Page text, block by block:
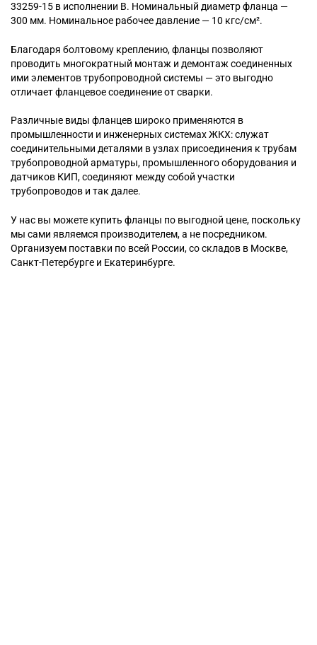
33259-15 в исполнении B. Номинальный диаметр фланца —
300 мм. Номинальное рабочее давление — 10 кгс/см².
Благодаря болтовому креплению, фланцы позволяют
проводить многократный монтаж и демонтаж соединенных
ими элементов трубопроводной системы — это выгодно
отличает фланцевое соединение от сварки.
Различные виды фланцев широко применяются в
промышленности и инженерных системах ЖКХ: служат
соединительными деталями в узлах присоединения к трубам
трубопроводной арматуры, промышленного оборудования и
датчиков КИП, соединяют между собой участки
трубопроводов и так далее.
У нас вы можете купить фланцы по выгодной цене, поскольку
мы сами являемся производителем, а не посредником.
Организуем поставки по всей России, со складов в Москве,
Санкт-Петербурге и Екатеринбурге.